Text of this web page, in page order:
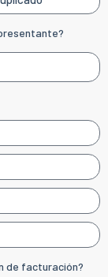
de facturación?